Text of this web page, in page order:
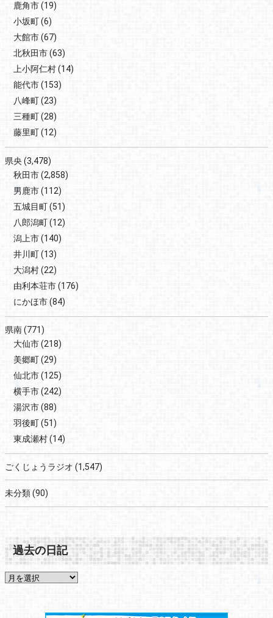
鹿角市(19)
小坂町(6)
大館市(67)
北秋田市(63)
上小阿仁村(14)
能代市(153)
八峰町(23)
三種町(28)
藤里町(12)
県央(3,478)
秋田市(2,858)
男鹿市(112)
五城目町(51)
八郎潟町(12)
潟上市(140)
井川町(13)
大潟村(22)
由利本荘市(176)
にかほ市(84)
県南(771)
大仙市(218)
美郷町(29)
仙北市(125)
横手市(242)
湯沢市(88)
羽後町(51)
東成瀬村(14)
ごくじょうラジオ (1,547)
未分類(90)
過去の日記